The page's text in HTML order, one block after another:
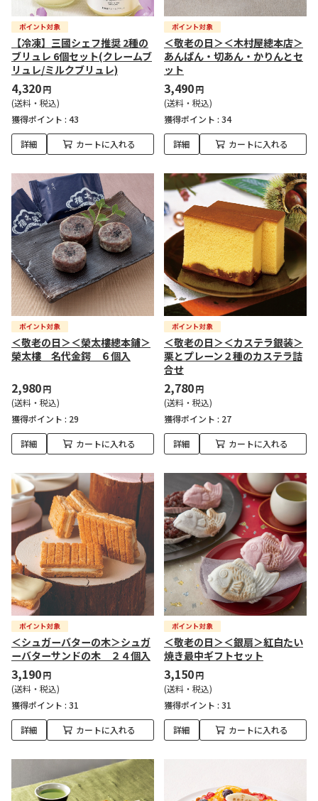
【冷凍】三國シェフ推奨 2種の
ブリュレ 6個セット(クレームブ
リュレ/ミルクブリュレ)
4,320円
(送料・税込)
獲得ポイント : 43
詳細 カートに入れる
＜敬老の日＞＜木村屋總本店＞
あんぱん・切あん・かりんとセ
ット
3,490円
(送料・税込)
獲得ポイント : 34
詳細 カートに入れる
＜敬老の日＞＜榮太樓總本鋪＞
榮太樓 名代金鍔 ６個入
2,980円
(送料・税込)
獲得ポイント : 29
詳細 カートに入れる
＜敬老の日＞＜カステラ銀装＞
栗とプレーン２種のカステラ詰
合せ
2,780円
(送料・税込)
獲得ポイント : 27
詳細 カートに入れる
＜シュガーバターの木＞シュガ
ーバターサンドの木 ２４個入
3,190円
(送料・税込)
獲得ポイント : 31
詳細 カートに入れる
＜敬老の日＞＜銀扇＞紅白たい
焼き最中ギフトセット
3,150円
(送料・税込)
獲得ポイント : 31
詳細 カートに入れる